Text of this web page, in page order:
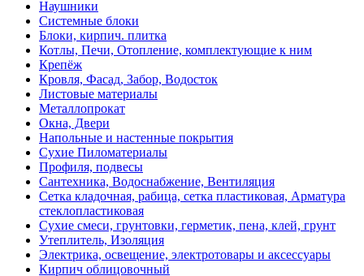
Наушники
Системные блоки
Блоки, кирпич. плитка
Котлы, Печи, Отопление, комплектующие к ним
Крепёж
Кровля, Фасад, Забор, Водосток
Листовые материалы
Металлопрокат
Окна, Двери
Напольные и настенные покрытия
Сухие Пиломатериалы
Профиля, подвесы
Сантехника, Водоснабжение, Вентиляция
Сетка кладочная, рабица, сетка пластиковая, Арматура
стеклопластиковая
Сухие смеси, грунтовки, герметик, пена, клей, грунт
Утеплитель, Изоляция
Электрика, освещение, электротовары и аксессуары
Кирпич облицовочный